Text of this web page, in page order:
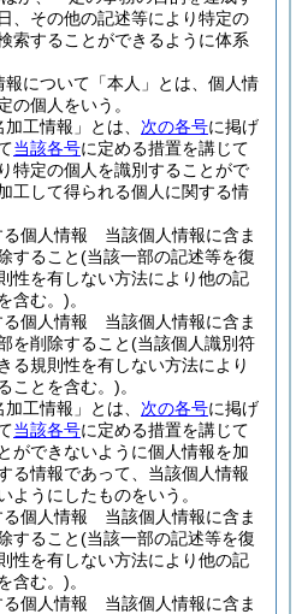
、その他の記述等により特定の
索することができるように体系
報について「本人」とは、個人情
の個人をいう。
工情報」とは、 次の各号に掲げ
当該各号に定める措置を講じて
特定の個人を識別することがで
工して得られる個人に関する情
る個人情報 当該個人情報に含ま
すること(当該一部の記述等を復
性を有しない方法により他の記
含む。)。
る個人情報 当該個人情報に含ま
を削除すること(当該個人識別符
る規則性を有しない方法により
ことを含む。)。
工情報」とは、 次の各号に掲げ
当該各号に定める措置を講じて
ができないように個人情報を加
る情報であって、当該個人情報
ようにしたものをいう。
る個人情報 当該個人情報に含ま
すること(当該一部の記述等を復
性を有しない方法により他の記
含む。)。
る個人情報 当該個人情報に含ま